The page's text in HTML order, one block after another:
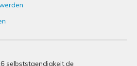
selbststaendigkeit.de